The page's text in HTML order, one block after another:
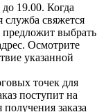
до 19.00. Когда
служба свяжется
предложит выбрать
Осмотрите
указанной
точек для
поступит на
заказа